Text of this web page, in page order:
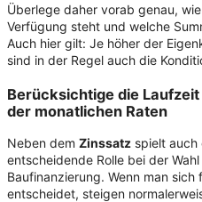
Überlege daher vorab genau,
Verfügung steht und welche
Auch hier gilt: Je höher der
sind in der Regel auch die
Berücksichtige die
der monatlichen Raten
Neben dem Zinssatz spielt auch
entscheidende Rolle bei der
Baufinanzierung. Wenn man
entscheidet, steigen